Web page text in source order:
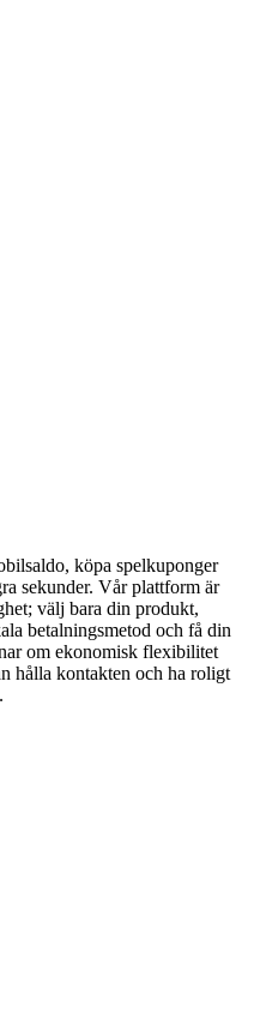
köpa spelkuponger
sekunder. Vår plattform är
välj bara din produkt,
betalningsmetod och få din
om ekonomisk flexibilitet
hålla kontakten och ha roligt